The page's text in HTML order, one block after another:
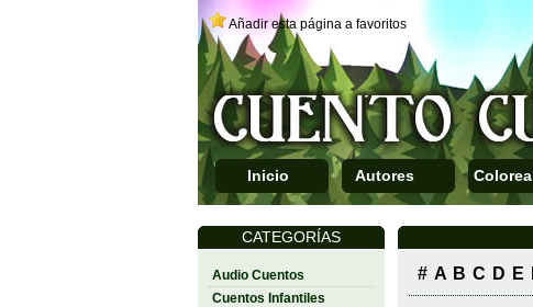
Añadir esta página a favoritos
Inicio Autores Colorea
CATEGORÍAS
Audio Cuentos
Cuentos Infantiles
# A B C D E